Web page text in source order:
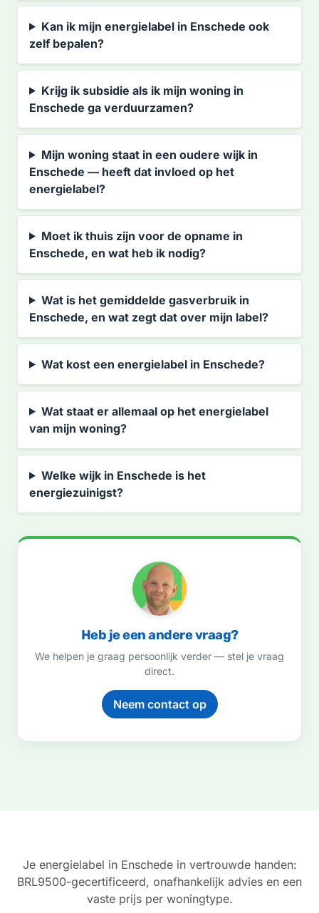
Kan ik mijn energielabel in Enschede ook
zelf bepalen?
Krijg ik subsidie als ik mijn woning in
Enschede ga verduurzamen?
Mijn woning staat in een oudere wijk in
Enschede — heeft dat invloed op het
energielabel?
Moet ik thuis zijn voor de opname in
Enschede, en wat heb ik nodig?
Wat is het gemiddelde gasverbruik in
Enschede, en wat zegt dat over mijn label?
Wat kost een energielabel in Enschede?
Wat staat er allemaal op het energielabel
van mijn woning?
Welke wijk in Enschede is het
energiezuinigst?
Heb je een andere vraag?
We helpen je graag persoonlijk verder — stel je vraag
direct.
Neem contact op
Je energielabel in Enschede in vertrouwde handen:
BRL9500-gecertificeerd, onafhankelijk advies en een
vaste prijs per woningtype.